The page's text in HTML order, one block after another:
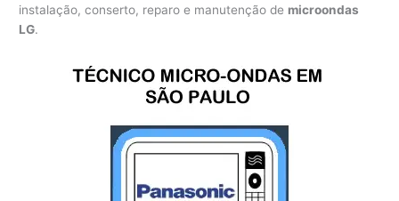
instalação, conserto, reparo e manutenção de microondas
LG.